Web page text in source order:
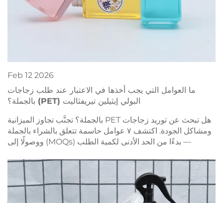
Feb 12 2026
ما العوامل التي يجب أخذها في الاعتبار عند طلب زجاجات
البولي إيثيلين تيريفثاليت (PET) بالجملة؟
هل تبحث عن توريد زجاجات PET بالجملة؟ تجنَّب تجاوز الميزانية
ومشاكل الجودة. اكتشف ٧ عوامل حاسمة تتعلق بالشراء بالجملة
— بدءًا من الحد الأدنى لكمية الطلب (MOQs) ووصولًا إلى
قائمة التحقق من المورِّدين الخاصة بك.